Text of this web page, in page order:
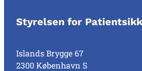
Styrelsen for
Islands Brygge 67
2300 København S